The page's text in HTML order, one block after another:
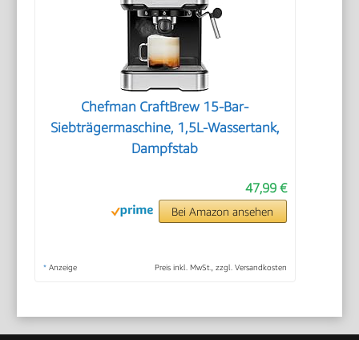
Chefman CraftBrew 15-Bar-
Siebträgermaschine, 1,5L-Wassertank,
Dampfstab
47,99 €
Bei Amazon ansehen
* Anzeige Preis inkl. MwSt., zzgl. Versandkosten